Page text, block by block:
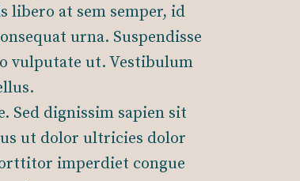
libero at sem semper, id
urna. Suspendisse
vulputate ut. Vestibulum
Sed dignissim sapien sit
ut dolor ultricies dolor
imperdiet congue